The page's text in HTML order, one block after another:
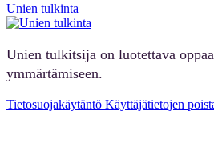
Unien tulkinta
Unien tulkitsija on luotettava
ymmärtämiseen.
Tietosuojakäytäntö Käyttäjätietojen